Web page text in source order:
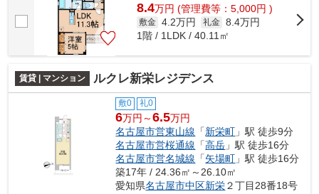
8.4万円 (管理費等：5,000円 )
敷金 4.2万円 礼金 8.4万円
1階 / 1LDK / 40.11㎡
賃貸 | マンション ルクレ新栄レジデンス
敷0 礼0
6万円～6.5万円
名古屋市営東山線 「新栄町 」駅 徒歩9分
名古屋市営桜通線 「高岳 」駅 徒歩16分
名古屋市営名城線 「矢場町 」駅 徒歩16分
築17年 / 24.36㎡～26.10㎡
愛知県名古屋市中区新栄２丁目28番18号